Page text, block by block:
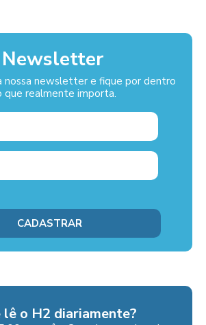
Newsletter
nossa newsletter e fique por dentro
que realmente importa.
lê o H2 diariamente?